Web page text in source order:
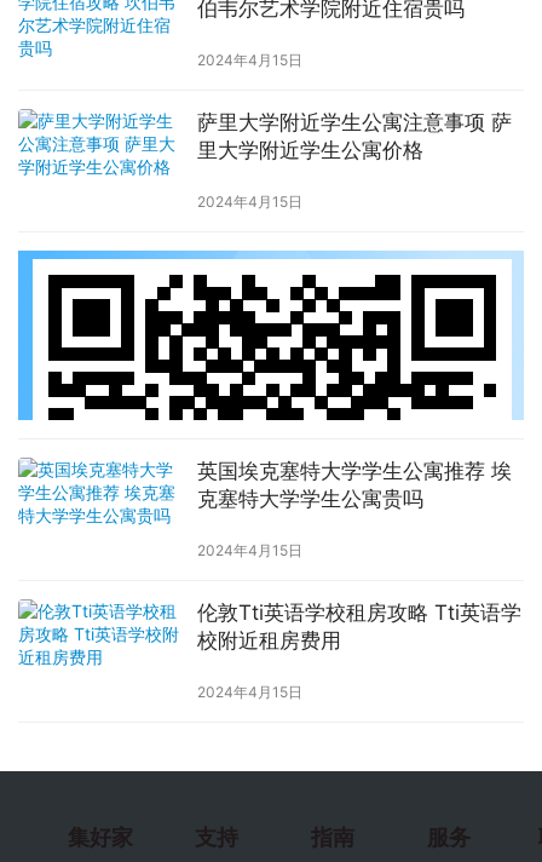
伯韦尔艺术学院附近住宿贵吗
2024年4月15日
萨里大学附近学生公寓注意事项 萨
里大学附近学生公寓价格
2024年4月15日
英国埃克塞特大学学生公寓推荐 埃
克塞特大学学生公寓贵吗
2024年4月15日
伦敦Tti英语学校租房攻略 Tti英语学
校附近租房费用
2024年4月15日
集好家 支持 指南 服务